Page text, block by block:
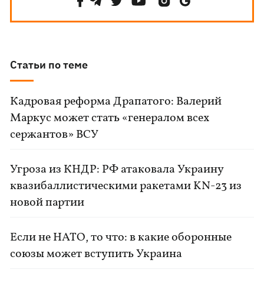
Статьи по теме
Кадровая реформа Драпатого: Валерий
Маркус может стать «генералом всех
сержантов» ВСУ
Угроза из КНДР: РФ атаковала Украину
квазибаллистическими ракетами KN-23 из
новой партии
Если не НАТО, то что: в какие оборонные
союзы может вступить Украина